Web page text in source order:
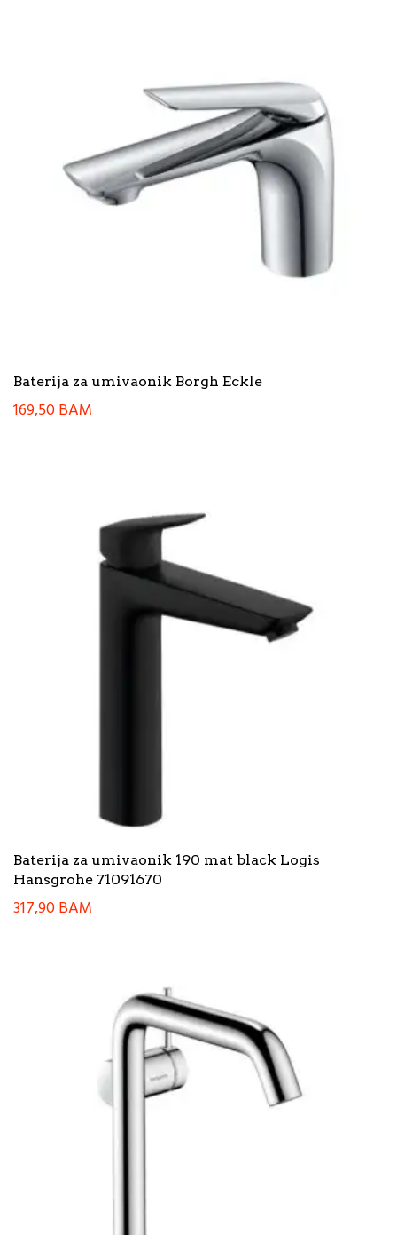
Baterija za umivaonik Borgh Eckle
169,50BAM
Baterija za umivaonik 190 mat black Logis
Hansgrohe 71091670
317,90BAM